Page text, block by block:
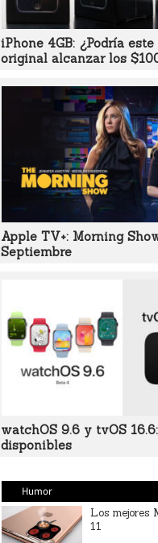
iPhone 4GB: ¿Podría
original alcanzar los
Apple TV+: Morning
Septiembre
watchOS 9.6 y tvOS
disponibles
Humor
Los mejores
11